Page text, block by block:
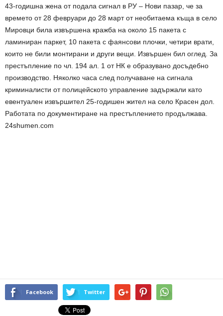
43-годишна жена от подала сигнал в РУ – Нови пазар, че за
времето от 28 февруари до 28 март от необитаема къща в село
Мировци била извършена кражба на около 15 пакета с
ламиниран паркет, 10 пакета с фаянсови плочки, четири врати,
които не били монтирани и други вещи. Извършен бил оглед. За
престъпление по чл. 194 ал. 1 от НК е образувано досъдебно
производство. Няколко часа след получаване на сигнала
криминалисти от полицейското управление задържали като
евентуален извършител 25-годишен жител на село Красен дол.
Работата по документиране на престъплението продължава.
24shumen.com
Facebook Twitter